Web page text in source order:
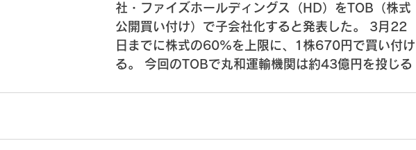
社・ファイズホールディングス（HD）をTOB（株式
公開買い付け）で子会社化すると発表した。 3月22
日までに株式の60%を上限に、1株670円で買い付け
る。 今回のTOBで丸和運輸機関は約43億円を投じる